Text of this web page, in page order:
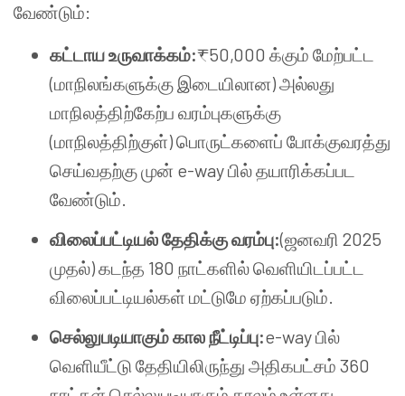
வேண்டும்:
கட்டாய உருவாக்கம்:₹50,000 க்கும் மேற்பட்ட
(மாநிலங்களுக்கு இடையிலான) அல்லது
மாநிலத்திற்கேற்ப வரம்புகளுக்கு
(மாநிலத்திற்குள்) பொருட்களைப் போக்குவரத்து
செய்வதற்கு முன் e-way பில் தயாரிக்கப்பட
வேண்டும்.
விலைப்பட்டியல் தேதிக்கு வரம்பு:(ஜனவரி 2025
முதல்) கடந்த 180 நாட்களில் வெளியிடப்பட்ட
விலைப்பட்டியல்கள் மட்டுமே ஏற்கப்படும்.
செல்லுபடியாகும் கால நீட்டிப்பு:e-way பில்
வெளியீட்டு தேதியிலிருந்து அதிகபட்சம் 360